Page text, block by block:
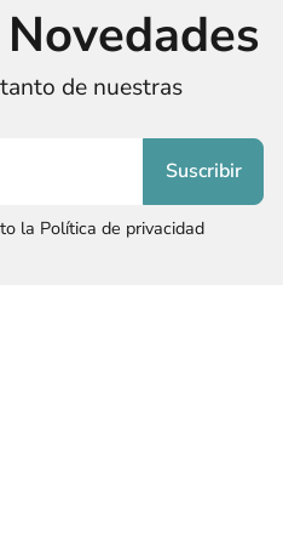
de nuestras
la Política de privacidad